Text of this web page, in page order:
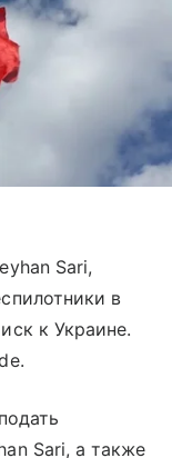
Sari,
в
к Украине.
Sari, а также